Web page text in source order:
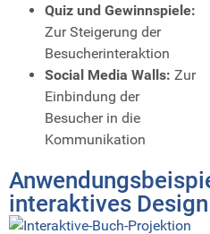
Quiz und Gewinnspiele:
Zur Steigerung der
Besucherinteraktion
Social Media Walls: Zur
Einbindung der
Besucher in die
Kommunikation
interaktives Design